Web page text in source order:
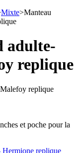
Mixte>Manteau
adulte-
replique
et poche pour la